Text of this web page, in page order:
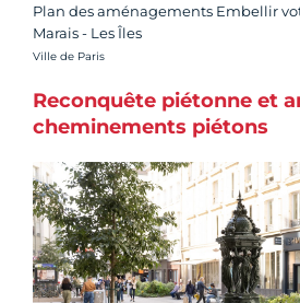
Plan des aménagements Embellir
Marais - Les Îles
Crédit photo :
Ville de Paris
Reconquête piétonne et
cheminements piétons